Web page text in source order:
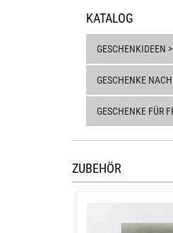
KATALOG
GESCHENKIDEEN
GESCHENKE
GESCHENKE FÜR
ZUBEHÖR